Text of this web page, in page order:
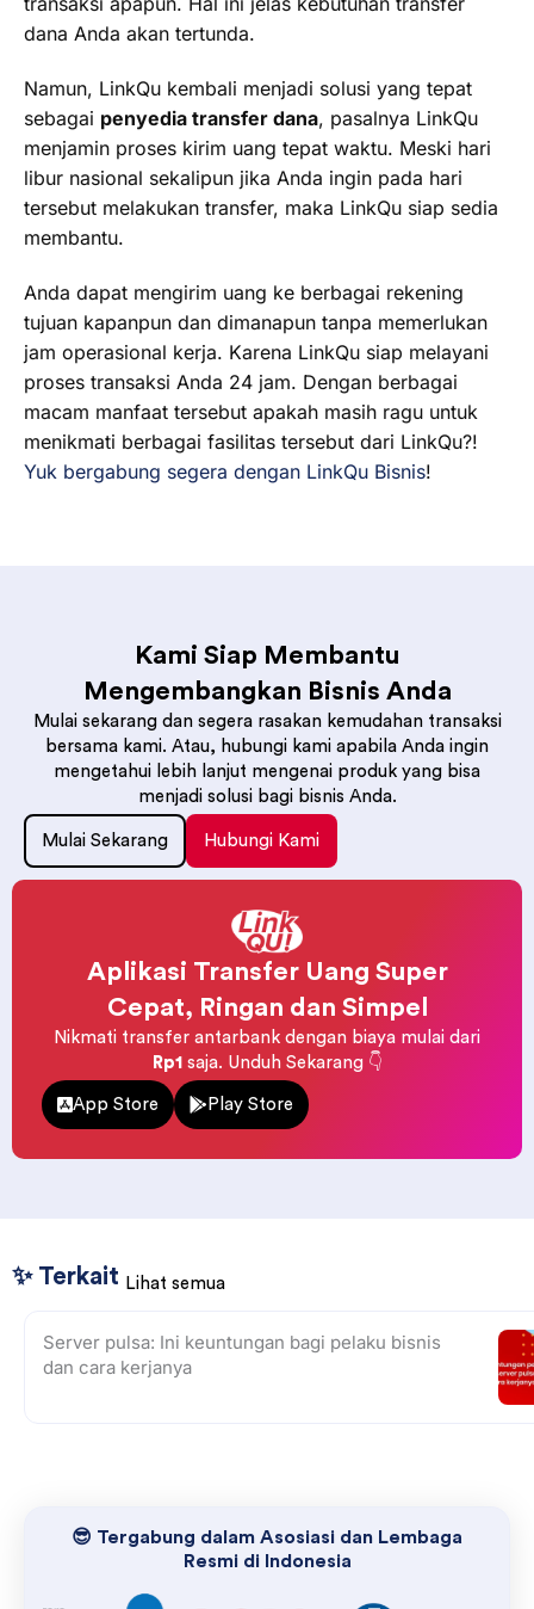
dana Anda akan tertunda.
Namun, LinkQu kembali menjadi solusi yang tepat
sebagai penyedia transfer dana, pasalnya LinkQu
menjamin proses kirim uang tepat waktu. Meski hari
libur nasional sekalipun jika Anda ingin pada hari
tersebut melakukan transfer, maka LinkQu siap sedia
membantu.
Anda dapat mengirim uang ke berbagai rekening
tujuan kapanpun dan dimanapun tanpa memerlukan
jam operasional kerja. Karena LinkQu siap melayani
proses transaksi Anda 24 jam. Dengan berbagai
macam manfaat tersebut apakah masih ragu untuk
menikmati berbagai fasilitas tersebut dari LinkQu?!
Yuk bergabung segera dengan LinkQu Bisnis!
Kami Siap Membantu
Mengembangkan Bisnis Anda
Mulai sekarang dan segera rasakan kemudahan transaksi
bersama kami. Atau, hubungi kami apabila Anda ingin
mengetahui lebih lanjut mengenai produk yang bisa
menjadi solusi bagi bisnis Anda.
Mulai Sekarang Hubungi Kami
Aplikasi Transfer Uang Super
Cepat, Ringan dan Simpel
Nikmati transfer antarbank dengan biaya mulai dari
Rp1saja. Unduh Sekarang 👇
App Store Play Store
✨ Terkait Lihat semua
Server pulsa: Ini keuntungan bagi pelaku bisnis
dan cara kerjanya
😎 Tergabung dalam Asosiasi dan Lembaga
Resmi di Indonesia